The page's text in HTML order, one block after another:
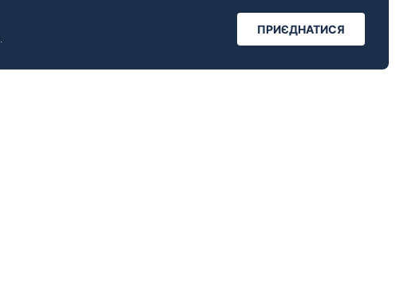
ПРИЄДНАТИСЯ